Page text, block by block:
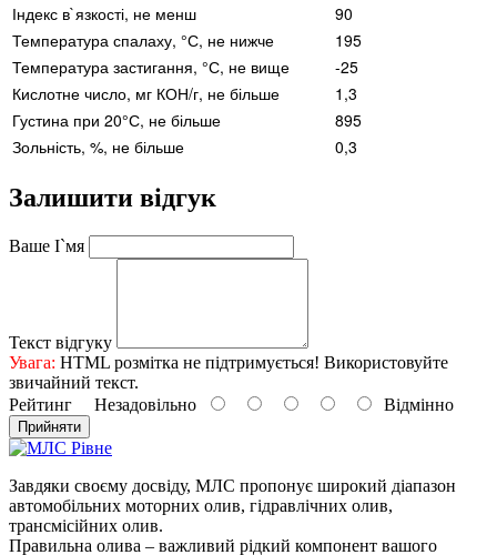
Індекс в`язкості, не менш
90
Температура спалаху, °С, не нижче
195
Температура застигання, °С, не вище
-25
Кислотне число, мг КОН/г, не більше
1,3
Густина при 20°С, не більше
895
Зольність, %, не більше
0,3
Залишити відгук
Ваше І`мя
Текст відгуку
Увага: HTML розмітка не підтримується! Використовуйте
звичайний текст.
Рейтинг Незадовільно Відмінно
Прийняти
Завдяки своєму досвіду, МЛС пропонує широкий діапазон
автомобільних моторних олив, гідравлічних олив,
трансмісійних олив.
Правильна олива – важливий рідкий компонент вашого